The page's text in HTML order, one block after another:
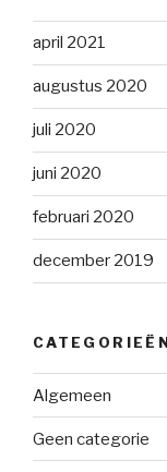
april 2021
augustus 2020
juli 2020
juni 2020
februari 2020
december 2019
Algemeen
Geen categorie